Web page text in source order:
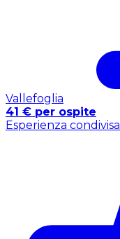
Vallefoglia
41 € per ospite
Esperienza condivisa